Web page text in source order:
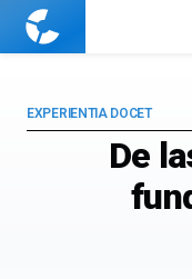
Cuaderno
De
EXPERIENTIA DOCET